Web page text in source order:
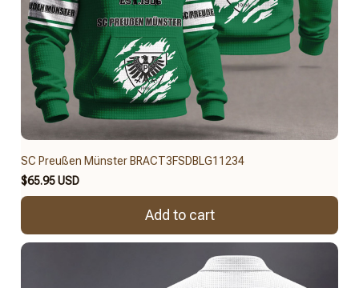
SC Preußen Münster BRACT3FSDBLG11234
$65.95 USD
Add to cart